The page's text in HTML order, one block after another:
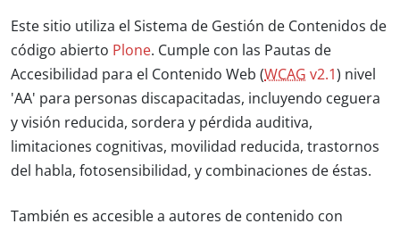
Este sitio utiliza el Sistema de Gestión de Contenidos de
código abierto Plone. Cumple con las Pautas de
Accesibilidad para el Contenido Web (WCAG v2.1 ) nivel
'AA' para personas discapacitadas, incluyendo ceguera
y visión reducida, sordera y pérdida auditiva,
limitaciones cognitivas, movilidad reducida, trastornos
del habla, fotosensibilidad, y combinaciones de éstas.
También es accesible a autores de contenido con